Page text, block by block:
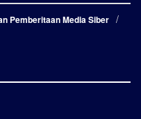
Pemberitaan Media Siber